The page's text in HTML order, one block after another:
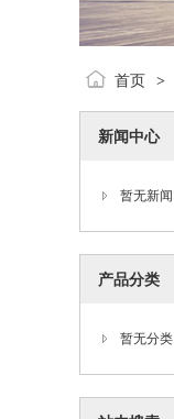
首页 >
新闻中心
暂无新闻
产品分类
暂无分类